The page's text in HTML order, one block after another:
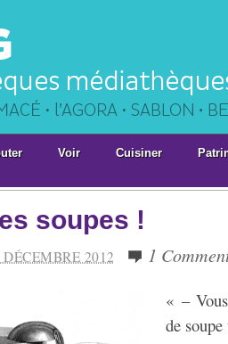
Voir Cuisiner
soupes !
DÉCEMBRE 2012 1
« –
de